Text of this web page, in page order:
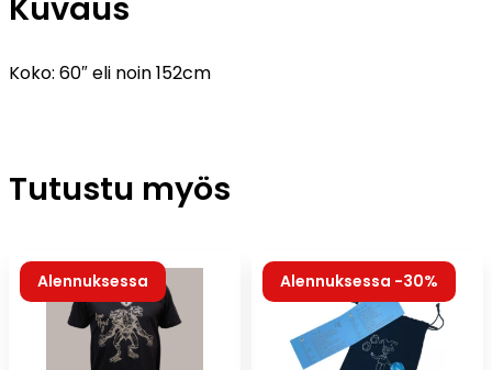
Kuvaus
Koko: 60″ eli noin 152cm
Tutustu myös
Alennuksessa Alennuksessa -30%